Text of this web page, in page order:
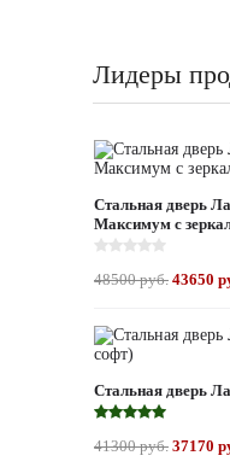
Лидеры
Стальная дверь
Максимум с
48500 руб. 43650
Стальная дверь
41300 руб. 37170